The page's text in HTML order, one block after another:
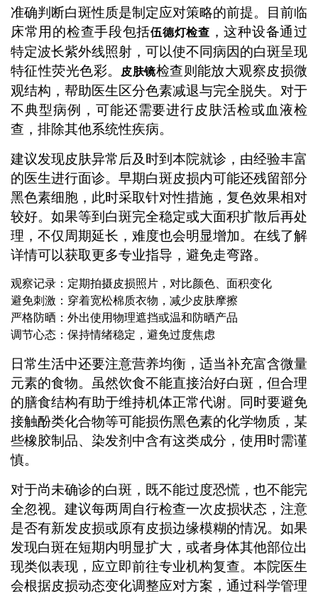
准确判断白斑性质是制定应对策略的前提。目前临
床常用的检查手段包括伍德灯检查 ，这种设备通过
特定波长紫外线照射，可以使不同病因的白斑呈现
特征性荧光色彩。
皮肤镜检查则能放大观察皮损微
观结构，帮助医生区分色素减退与完全脱失。对于
不典型病例，可能还需要进行皮肤活检或血液检
查，排除其他系统性疾病。
建议发现皮肤异常后及时到本院就诊，由经验丰富
的医生进行面诊。早期白斑皮损内可能还残留部分
黑色素细胞，此时采取针对性措施，复色效果相对
较好。如果等到白斑完全稳定或大面积扩散后再处
理，不仅周期延长，难度也会明显增加。在线了解
详情可以获取更多专业指导，避免走弯路。
观察记录：定期拍摄皮损照片，对比颜色、面积变化
避免刺激：穿着宽松棉质衣物，减少皮肤摩擦
严格防晒：外出使用物理遮挡或温和防晒产品
调节心态：保持情绪稳定，避免过度焦虑
日常生活中还要注意营养均衡，适当补充富含微量
元素的食物。虽然饮食不能直接治好白斑，但合理
的膳食结构有助于维持机体正常代谢。同时要避免
接触酚类化合物等可能损伤黑色素的化学物质，某
些橡胶制品、染发剂中含有这类成分，使用时需谨
慎。
对于尚未确诊的白斑，既不能过度恐慌，也不能完
全忽视。建议每两周自行检查一次皮损状态，注意
是否有新发皮损或原有皮损边缘模糊的情况。如果
发现白斑在短期内明显扩大，或者身体其他部位出
现类似表现，应立即前往专业机构复查。本院医生
会根据皮损动态变化调整应对方案，通过科学管理